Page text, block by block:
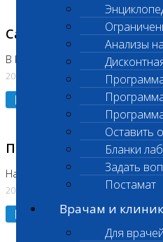
Анализы
Оставить
Бланки
Задать
Постамат
Врачам и
Для
Санитарный день
В Коломне 20.07.2026
20.07.2026
Подробнее
Приостановлено
На Нагорной
20.07.2026
Подробнее